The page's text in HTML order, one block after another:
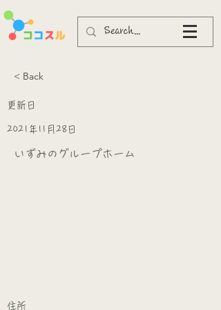
< Back
更新日
2021年11月28日
いずみのグループホーム
​ ​住所